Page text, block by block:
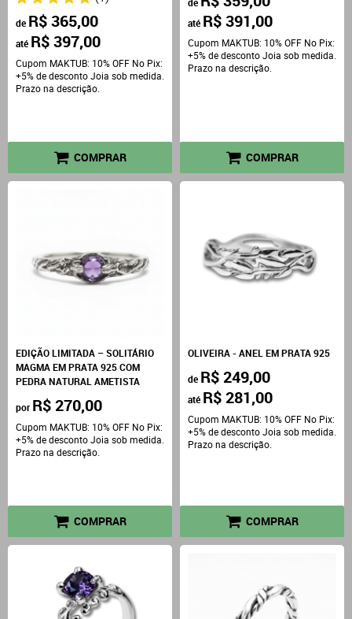
de R$ 365,00
até R$ 397,00
Cupom MAKTUB: 10% OFF No Pix:
+5% de desconto Joia sob medida.
Prazo na descrição.
COMPRAR
até R$ 391,00
Cupom MAKTUB: 10% OFF No Pix:
+5% de desconto Joia sob medida.
Prazo na descrição.
COMPRAR
EDIÇÃO LIMITADA – SOLITÁRIO
MAGMA EM PRATA 925 COM
PEDRA NATURAL AMETISTA
por R$ 270,00
Cupom MAKTUB: 10% OFF No Pix:
+5% de desconto Joia sob medida.
Prazo na descrição.
COMPRAR
OLIVEIRA - ANEL EM PRATA 925
de R$ 249,00
até R$ 281,00
Cupom MAKTUB: 10% OFF No Pix:
+5% de desconto Joia sob medida.
Prazo na descrição.
COMPRAR